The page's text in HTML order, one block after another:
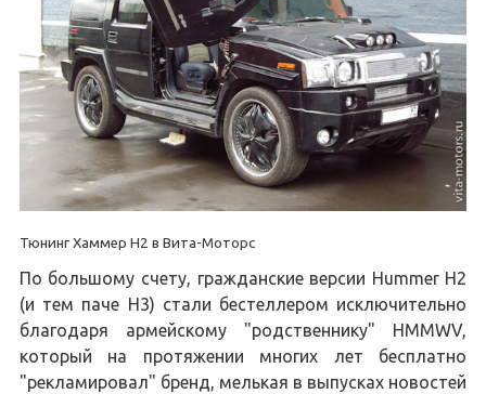
Тюнинг Хаммер H2 в Вита-Моторс
По большому счету, гражданские версии Hummer H2
(и тем паче H3) стали бестеллером исключительно
благодаря армейскому "родственнику" HMMWV,
который на протяжении многих лет бесплатно
"рекламировал" бренд, мелькая в выпусках новостей